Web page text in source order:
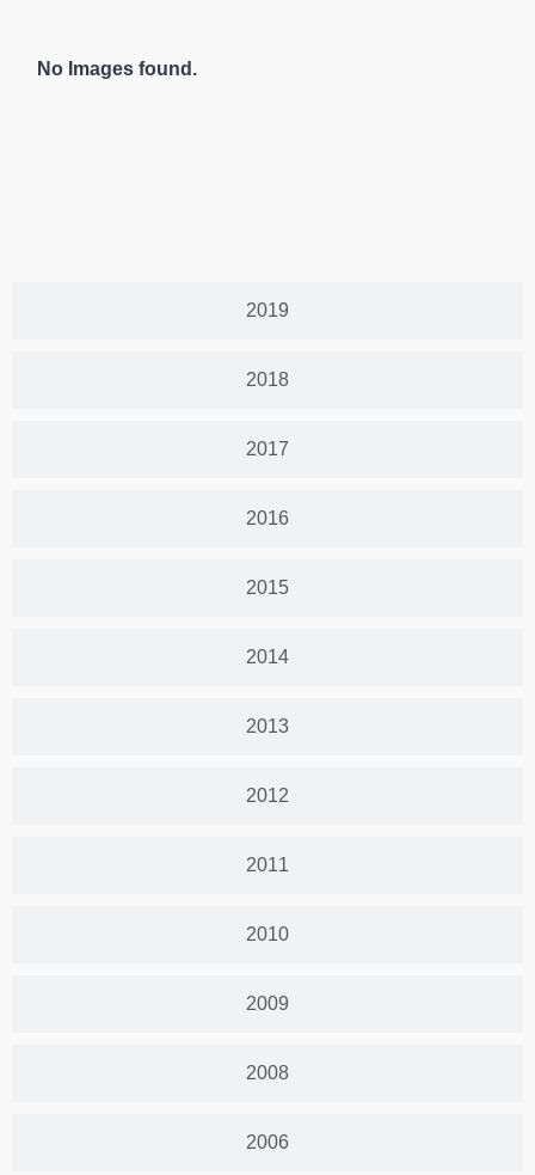
2019
2018
2017
2016
2015
2014
2013
2012
2011
2010
2009
2008
2006
No Images found.